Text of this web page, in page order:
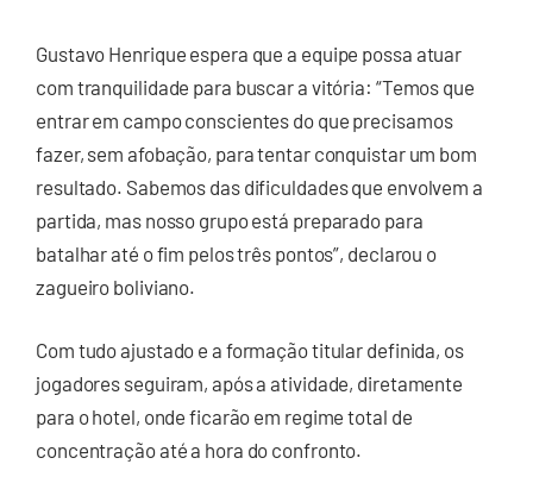
Gustavo Henrique espera que a equipe possa atuar
com tranquilidade para buscar a vitória: “Temos que
entrar em campo conscientes do que precisamos
fazer, sem afobação, para tentar conquistar um bom
resultado. Sabemos das dificuldades que envolvem a
partida, mas nosso grupo está preparado para
batalhar até o fim pelos três pontos”, declarou o
zagueiro boliviano.
Com tudo ajustado e a formação titular definida, os
jogadores seguiram, após a atividade, diretamente
para o hotel, onde ficarão em regime total de
concentração até a hora do confronto.